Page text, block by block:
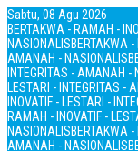
Sabtu, 08 Agu 2026
BERTAKWA - RAMAH -
NASIONALISBERTAKWA
AMANAH - NASIONALIS
INTEGRITAS - AMANAH -
LESTARI - INTEGRITAS -
INOVATIF - LESTARI -
RAMAH - INOVATIF -
NASIONALISBERTAKWA
AMANAH - NASIONALIS